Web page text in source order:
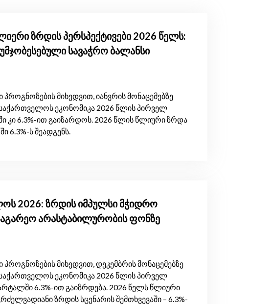
ზრდის პერსპექტივები 2026 წელს:
სავაჭრო ბალანსი
პროგნოზების მიხედვით, იანვრის მონაცემებზე
ეკონომიკა 2026 წლის პირველ
კი 6.3%-ით გაიზარდოს. 2026 წლის წლიური ზრდა
6.3%-ს შეადგენს.
2026: ზრდის იმპულსი მჭიდრო
არასტაბილურობის ფონზე
პროგნოზების მიხედვით, დეკემბრის მონაცემებზე
ეკონომიკა 2026 წლის პირველ
6.3%-ით გაიზრდება. 2026 წელს წლიური
ზრდის სცენარის შემთხვევაში – 6.3%-